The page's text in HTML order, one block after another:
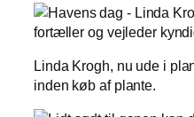
Linda Krogh, nu ude i
inden køb af plante.